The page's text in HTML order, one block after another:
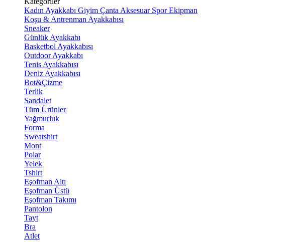
Kadın Ayakkabı Giyim Çanta Aksesuar Spor Ekipman
Koşu & Antrenman Ayakkabısı
Sneaker
Günlük Ayakkabı
Basketbol Ayakkabısı
Outdoor Ayakkabı
Tenis Ayakkabısı
Deniz Ayakkabısı
Bot&Çizme
Terlik
Sandalet
Tüm Ürünler
Yağmurluk
Forma
Sweatshirt
Mont
Polar
Yelek
Tshirt
Eşofman Altı
Eşofman Üstü
Eşofman Takımı
Pantolon
Tayt
Bra
Atlet